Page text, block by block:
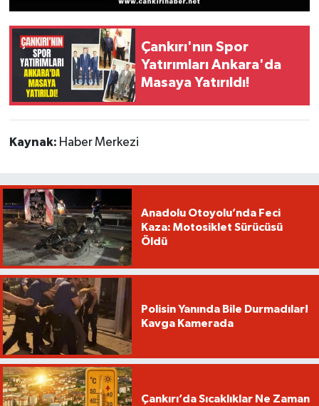
Çankırı'nın Spor
Yatırımları Ankara'da
Masaya Yatırıldı!
Kaynak: Haber Merkezi
Anadolu Otoyolu’nda Feci
Kaza: Motosiklet Sürücüsü
Öldü
Polisin Yanında Bile Durmadılar!
Kavga Kamerada
Çankırı’da Sıcaklıklar Ne Zaman